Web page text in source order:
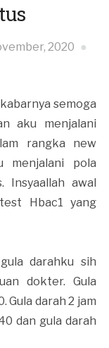
2020
semoga
aku menjalani
rangka new
menjalani pola
Insyaallah awal
Hbac1 yang
darahku sih
dokter. Gula
Gula darah 2 jam
dan gula darah